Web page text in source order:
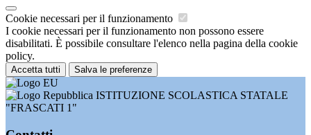
Cookie necessari per il funzionamento
I cookie necessari per il funzionamento non possono essere
disabilitati. È possibile consultare l'elenco nella pagina della cookie
policy.
Accetta tutti Salva le preferenze
ISTITUZIONE SCOLASTICA STATALE
"FRASCATI 1"